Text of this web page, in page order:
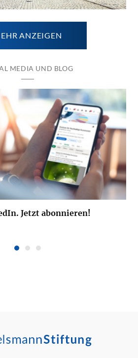
ANZEIGEN
MEDIA UND BLOG
Jetzt abonnieren!